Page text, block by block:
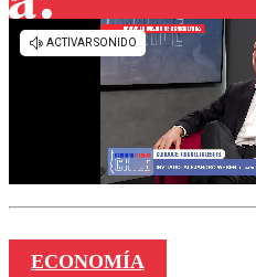
ECONOMÍA